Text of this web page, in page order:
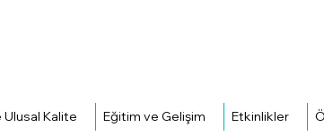
Ulusal Kalite Eğitim ve Gelişim Etkinlikler